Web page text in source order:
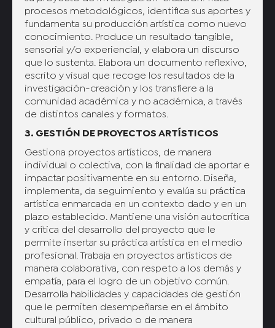
procesos metodológicos, identifica sus aportes y
fundamenta su producción artística como nuevo
conocimiento. Produce un resultado tangible,
sensorial y/o experiencial, y elabora un discurso
que lo sustenta. Elabora un documento reflexivo,
escrito y visual que recoge los resultados de la
investigación-creación y los transfiere a la
comunidad académica y no académica, a través
de distintos canales y formatos.
3. GESTIÓN DE PROYECTOS ARTÍSTICOS
Gestiona proyectos artísticos, de manera
individual o colectiva, con la finalidad de aportar e
impactar positivamente en su entorno. Diseña,
implementa, da seguimiento y evalúa su práctica
artística enmarcada en un contexto dado y en un
plazo establecido. Mantiene una visión autocrítica
y crítica del desarrollo del proyecto que le
permite insertar su práctica artística en el medio
profesional. Trabaja en proyectos artísticos de
manera colaborativa, con respeto a los demás y
empatía, para el logro de un objetivo común.
Desarrolla habilidades y capacidades de gestión
que le permiten desempeñarse en el ámbito
cultural público, privado o de manera